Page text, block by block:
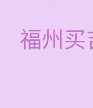
福州买